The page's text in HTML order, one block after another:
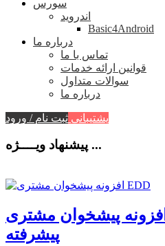
سورس
اندروید
Basic4Android
درباره ما
تماس با ما
قوانین ارائه خدمات
سوالات متداول
درباره ما
پشتیبانی ثبت نام / ورود
پیشنهاد ویــــژه ...
افزونه پیشخوان مشتری EDD | نسخه
پیشرفته